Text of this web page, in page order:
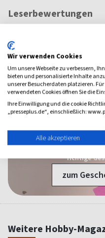
Leserbewertungen
Marion
Eine tolle Häkelzeitschrift mit
bis Fortgeschritten
Alle Leserbewertungen anzeigen
1 Jahr
richtige
zum
Weitere Hobby-
Wir verwenden Cookies
Um unsere Webseite zu verbessern,
bieten und personalisierte Inhalte
unserer Besucherdaten platzieren.
verwendeten Cookies öffnen Sie die
Ihre Einwilligung und die cookie
„presseplus.de“, einschließlich:
Alle akzeptieren